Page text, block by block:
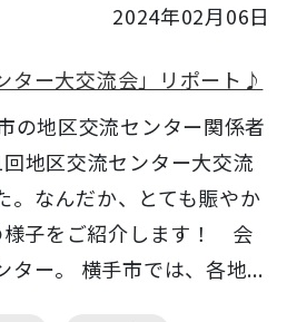
2024年02月06日
ター大交流会」リポート♪
の地区交流センター関係者
地区交流センター大交流
。なんだか、とても賑やか
子をご紹介します！ 会
ター。 横手市では、各地...